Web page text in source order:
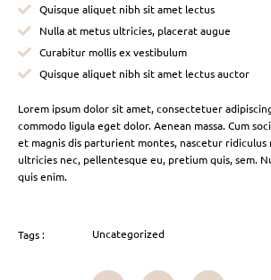
Quisque aliquet nibh sit amet lectus
Nulla at metus ultricies, placerat augue
Curabitur mollis ex vestibulum
Quisque aliquet nibh sit amet lectus auctor
Lorem ipsum dolor sit amet, consectetuer
commodo ligula eget dolor. Aenean massa. Cum
et magnis dis parturient montes, nascetur ridiculus
ultricies nec, pellentesque eu, pretium quis, sem.
quis enim.
Tags : Uncategorized